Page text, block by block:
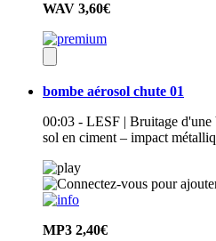
WAV 3,60€
bombe aérosol chute 01
00:03 - LESF | Bruitage d'une
sol en ciment – impact
MP3 2,40€